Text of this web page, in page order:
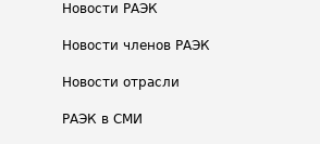
Новости РАЭК
Новости членов РАЭК
Новости отрасли
РАЭК в СМИ